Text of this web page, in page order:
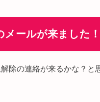
ールが来ました！
除の連絡が来るかな？と